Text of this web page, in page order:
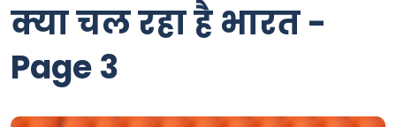
क्या चल रहा है भारत -
Page 3